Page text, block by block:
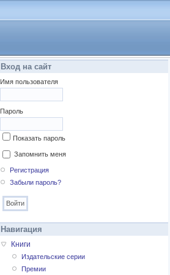
Вход на сайт
Имя пользователя
Пароль
Показать пароль
Запомнить меня
Регистрация
Забыли пароль?
Навигация
Книги
Издательские серии
Премии